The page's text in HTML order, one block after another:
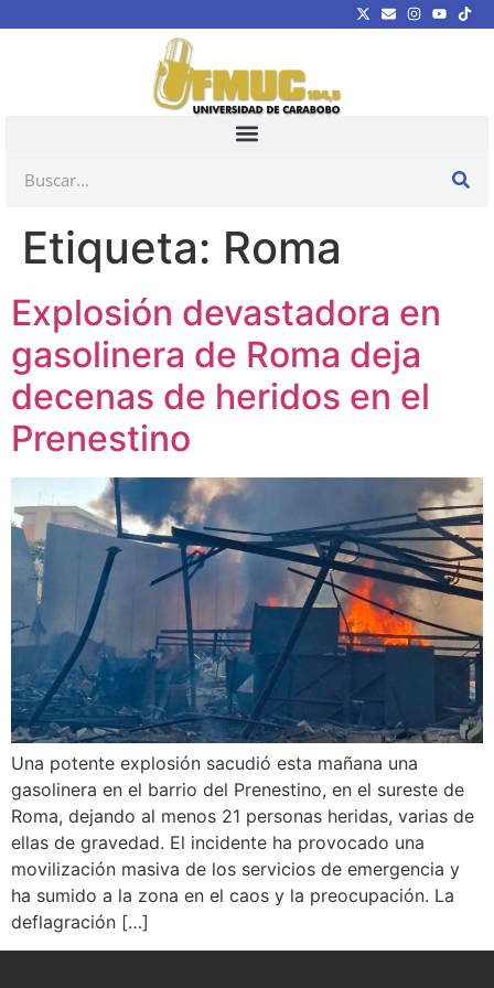
Etiqueta: Roma
Explosión devastadora en
gasolinera de Roma deja
decenas de heridos en el
Prenestino
Una potente explosión sacudió esta mañana una
gasolinera en el barrio del Prenestino, en el sureste de
Roma, dejando al menos 21 personas heridas, varias de
ellas de gravedad. El incidente ha provocado una
movilización masiva de los servicios de emergencia y
ha sumido a la zona en el caos y la preocupación. La
deflagración […]